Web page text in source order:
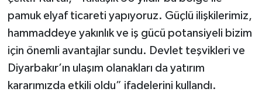
pamuk elyaf ticareti yapıyoruz. Güçlü ilişkilerimiz,
hammaddeye yakınlık ve iş gücü potansiyeli bizim
için önemli avantajlar sundu. Devlet teşvikleri ve
Diyarbakır’ın ulaşım olanakları da yatırım
kararımızda etkili oldu” ifadelerini kullandı.